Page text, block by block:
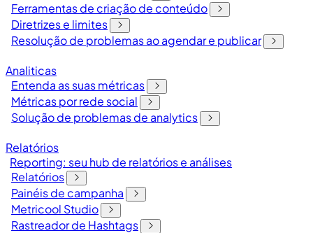
Ferramentas de criação de conteúdo
Diretrizes e limites
Resolução de problemas ao agendar e publicar
Analiticas
Entenda as suas métricas
Métricas por rede social
Solução de problemas de analytics
Relatórios
Reporting: seu hub de relatórios e análises
Relatórios
Painéis de campanha
Metricool Studio
Rastreador de Hashtags